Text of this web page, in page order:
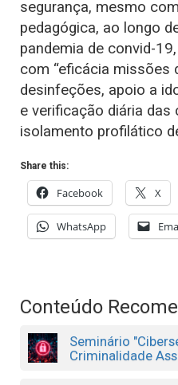
segurança, mesmo
pedagógica, ao longo
pandemia de convid-
com “eficácia missões
desinfeções, apoio a
e verificação diária das
isolamento profilático
Share this:
Facebook X
WhatsApp
Conteúdo
Seminário
Criminalidade